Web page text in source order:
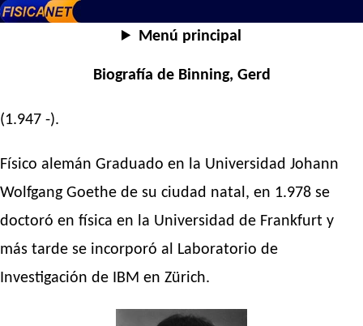
Menú principal
Biografía de Binning, Gerd
(1.947 -).
Físico alemán Graduado en la Universidad Johann
Wolfgang Goethe de su ciudad natal, en 1.978 se
doctoró en física en la Universidad de Frankfurt y
más tarde se incorporó al Laboratorio de
Investigación de IBM en Zürich.